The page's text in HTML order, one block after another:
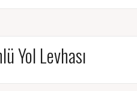
Yol Levhası